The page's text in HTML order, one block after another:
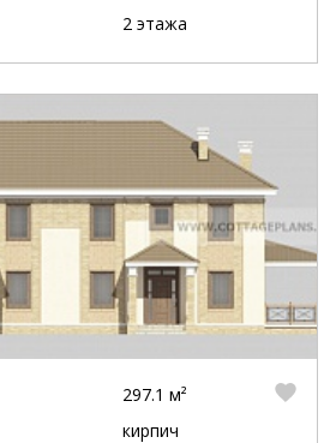
2 этажа
297.1 м²
кирпич